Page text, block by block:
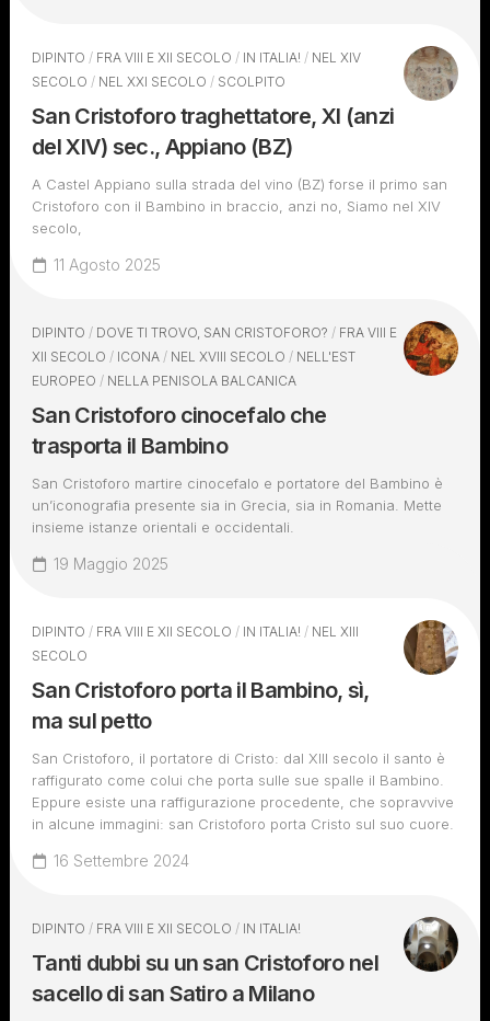
DIPINTO / FRA VIII E XII SECOLO / IN ITALIA! / NEL XIV
SECOLO / NEL XXI SECOLO / SCOLPITO
San Cristoforo traghettatore, XI (anzi
del XIV) sec., Appiano (BZ)
A Castel Appiano sulla strada del vino (BZ) forse il primo san
Cristoforo con il Bambino in braccio, anzi no, Siamo nel XIV
secolo,
11 Agosto 2025
DIPINTO / DOVE TI TROVO, SAN CRISTOFORO? / FRA VIII E
XII SECOLO / ICONA / NEL XVIII SECOLO / NELL'EST
EUROPEO / NELLA PENISOLA BALCANICA
San Cristoforo cinocefalo che
trasporta il Bambino
San Cristoforo martire cinocefalo e portatore del Bambino è
un’iconografia presente sia in Grecia, sia in Romania. Mette
insieme istanze orientali e occidentali.
19 Maggio 2025
DIPINTO / FRA VIII E XII SECOLO / IN ITALIA! / NEL XIII
SECOLO
San Cristoforo porta il Bambino, sì,
ma sul petto
San Cristoforo, il portatore di Cristo: dal XIII secolo il santo è
raffigurato come colui che porta sulle sue spalle il Bambino.
Eppure esiste una raffigurazione procedente, che sopravvive
in alcune immagini: san Cristoforo porta Cristo sul suo cuore.
16 Settembre 2024
DIPINTO / FRA VIII E XII SECOLO / IN ITALIA!
Tanti dubbi su un san Cristoforo nel
sacello di san Satiro a Milano